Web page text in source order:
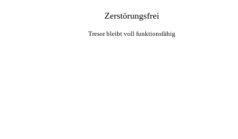
Zerstörungsfrei
Tresor bleibt voll funktionsfähig